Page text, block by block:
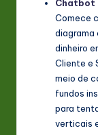
Chatbot
Comece
diagrama
dinheiro
Cliente e
meio de
fundos
para
verticais